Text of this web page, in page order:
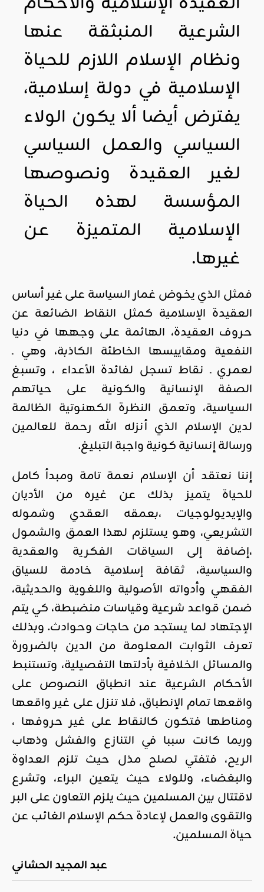
الشرعية المنبثقة عنها
ونظام الإسلام اللازم للحياة
الإسلامية في دولة إسلامية،
يفترض أيضا ألا يكون الولاء
السياسي والعمل السياسي
لغير العقيدة ونصوصها
المؤسسة لهذه الحياة
الإسلامية المتميزة عن
غيرها.
فمثل الذي يخوض غمار السياسة على غير أساس
العقيدة الإسلامية كمثل النقاط الضائعة عن
حروف العقيدة، الهائمة على وجهها في دنيا
النفعية ومقاييسها الخاطئة الكاذبة، وهي ـ
لعمري ـ نقاط تسجل لفائدة الأعداء ، وتسبغ
الصفة الإنسانية والكونية على حياتهم
السياسية، وتعمق النظرة الكهنوتية الظالمة
لدين الإسلام الذي أنزله الله رحمة للعالمين
ورسالة إنسانية كونية واجبة التبليغ.
إننا نعتقد أن الإسلام نعمة تامة ومبدأ كامل
للحياة يتميز بذلك عن غيره من الأديان
والإيديولوجيات ،بعمقه العقدي وشموله
التشريعي، وهو يستلزم لهذا العمق والشمول
،إضافة إلى السياقات الفكرية والعقدية
والسياسية، ثقافة إسلامية خادمة للسياق
الفقهي وأدواته الأصولية واللغوية والحديثية،
ضمن قواعد شرعية وقياسات منضبطة، كي يتم
الإجتهاد لما يستجد من حاجات وحوادث. وبذلك
تعرف الثوابت المعلومة من الدين بالضرورة
والمسائل الخلافية بأدلتها التفصيلية، وتستنبط
الأحكام الشرعية عند انطباق النصوص على
واقعها تمام الإنطباق، فلا تنزل على غير واقعها
ومناطها فتكون كالنقاط على غير حروفها ،
وربما كانت سببا في التنازع والفشل وذهاب
الريح، فتفتي لصلح مذل حيث تلزم العداوة
والبغضاء، وللولاء حيث يتعين البراء، وتشرع
لاقتتال بين المسلمين حيث يلزم التعاون على البر
والتقوى والعمل لإعادة حكم الإسلام الغائب عن
حياة المسلمين.
عبد المجيد الحشاني